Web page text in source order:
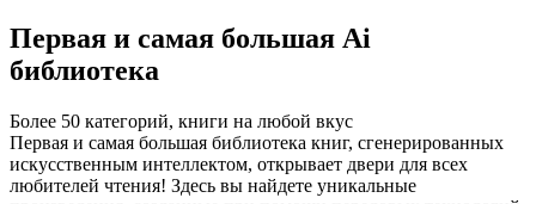
Первая и самая большая Ai
библиотека
Более 50 категорий, книги на любой вкус
Первая и самая большая библиотека книг, сгенерированных
искусственным интеллектом, открывает двери для всех
любителей чтения! Здесь вы найдете уникальные